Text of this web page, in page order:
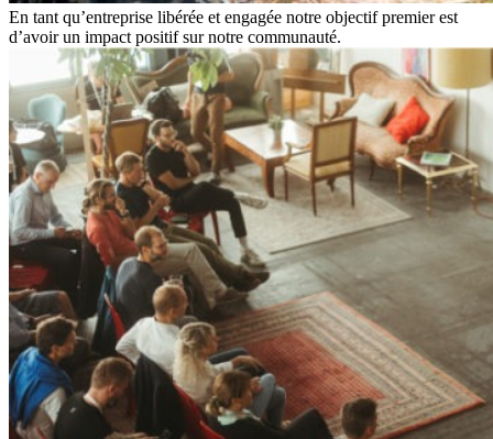
En tant qu’entreprise libérée et engagée notre objectif premier est
d’avoir un impact positif sur notre communauté.